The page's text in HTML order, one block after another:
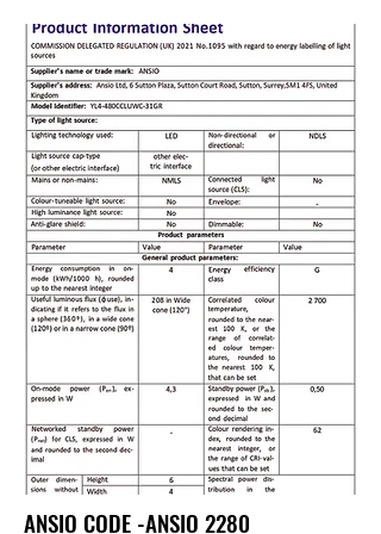
ANSIO CODE -ANSIO 2280